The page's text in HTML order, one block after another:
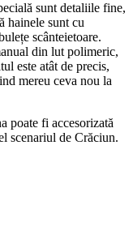
sunt detaliile fine,
hainele sunt cu
scânteietoare.
din lut polimeric,
este atât de precis,
mereu ceva nou la
poate fi accesorizată
scenariul de Crăciun.